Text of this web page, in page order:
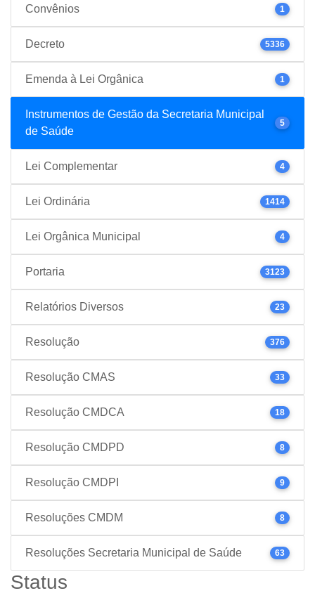
Convênios 1
Decreto 5336
Emenda à Lei Orgânica 1
Instrumentos de Gestão da Secretaria Municipal
de Saúde
5
Lei Complementar 4
Lei Ordinária 1414
Lei Orgânica Municipal 4
Portaria 3123
Relatórios Diversos 23
Resolução 376
Resolução CMAS 33
Resolução CMDCA 18
Resolução CMDPD 8
Resolução CMDPI 9
Resoluções CMDM 8
Resoluções Secretaria Municipal de Saúde 63
Status